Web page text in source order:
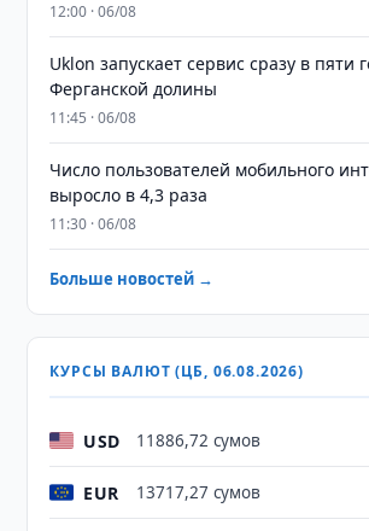
12:00 · 06/08
Uklon запускает сервис сразу в пяти
Ферганской долины
11:45 · 06/08
Число пользователей мобильного
выросло в 4,3 раза
11:30 · 06/08
Больше новостей →
КУРСЫ ВАЛЮТ (ЦБ, 06.08.2026)
USD 11886,72 сумов
EUR 13717,27 сумов